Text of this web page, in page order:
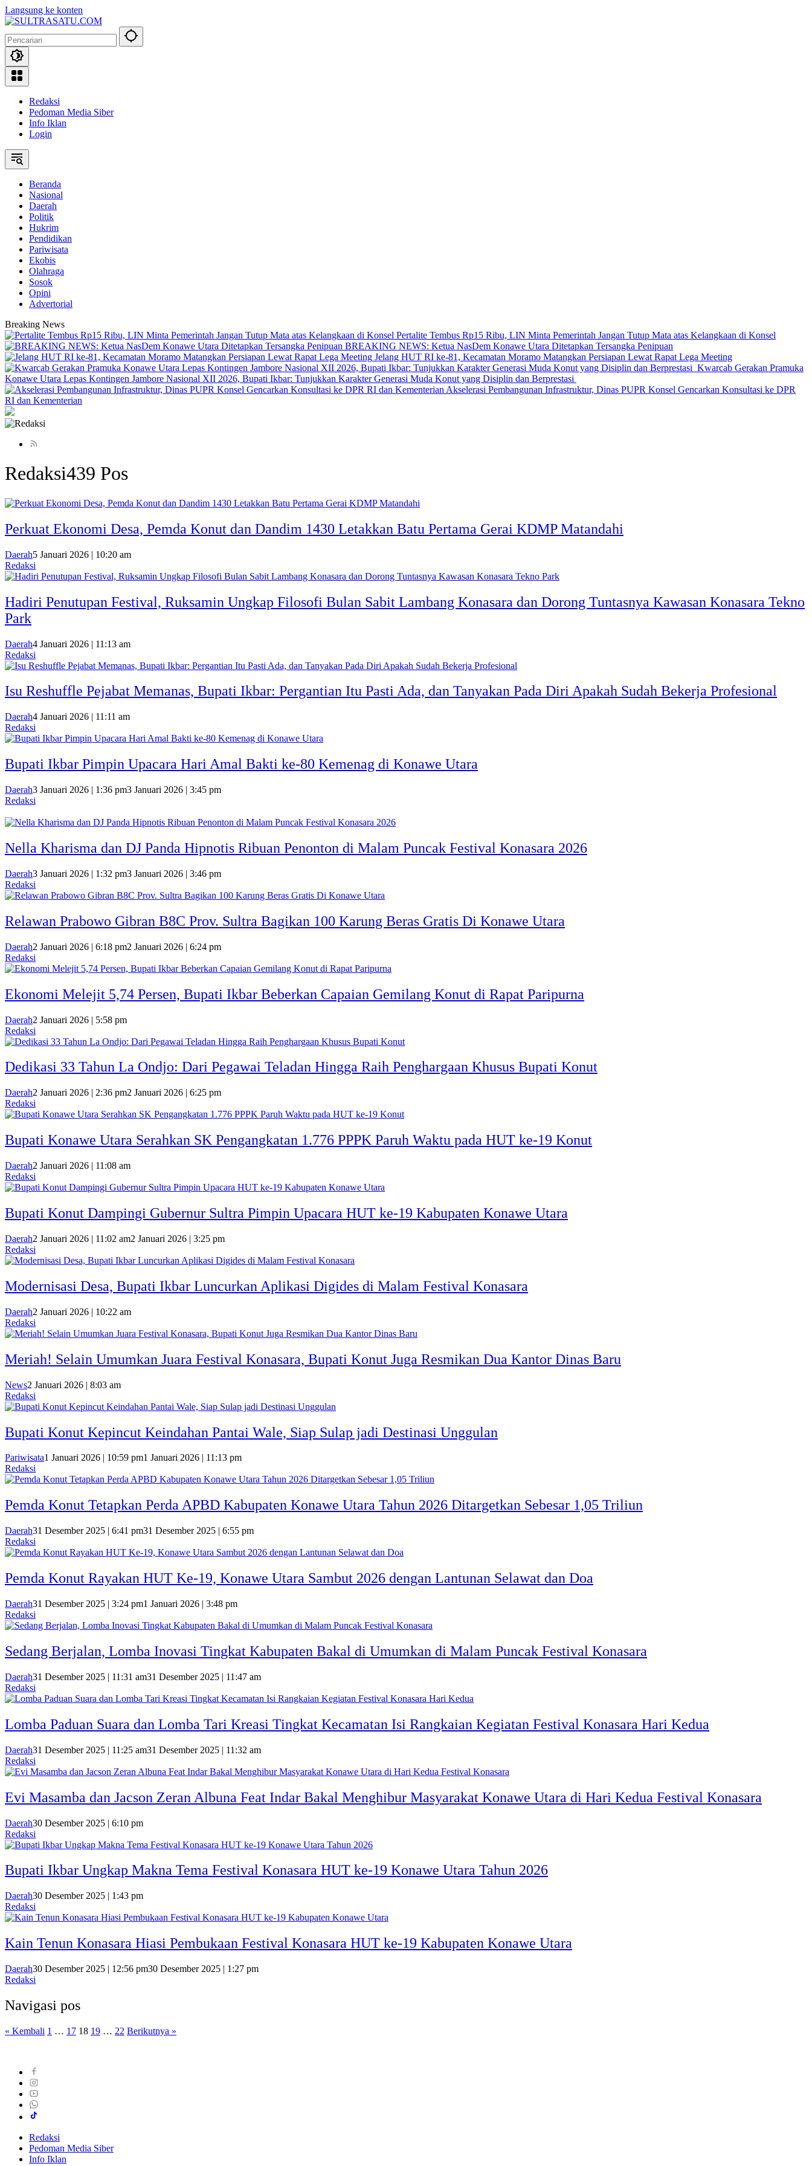
Langsung ke konten
Redaksi
Pedoman Media Siber
Info Iklan
Login
Beranda
Nasional
Daerah
Politik
Hukrim
Pendidikan
Pariwisata
Ekobis
Olahraga
Sosok
Opini
Advertorial
Breaking News
‎Pertalite Tembus Rp15 Ribu, LIN Minta Pemerintah Jangan Tutup Mata atas Kelangkaan di Konsel
BREAKING NEWS: Ketua NasDem Konawe Utara Ditetapkan Tersangka Penipuan
‎Jelang HUT RI ke-81, Kecamatan Moramo Matangkan Persiapan Lewat Rapat Lega Meeting
‎Kwarcab Gerakan Pramuka
Konawe Utara Lepas Kontingen Jambore Nasional XII 2026, Bupati Ikbar: Tunjukkan Karakter Generasi Muda Konut yang Disiplin dan Berprestasi ‎
Akselerasi Pembangunan Infrastruktur, Dinas PUPR Konsel Gencarkan Konsultasi ke DPR
RI dan Kementerian
Redaksi439 Pos
Perkuat Ekonomi Desa, Pemda Konut dan Dandim 1430 Letakkan Batu Pertama Gerai KDMP Matandahi
Daerah5 Januari 2026 | 10:20 am
Redaksi
Hadiri Penutupan Festival, Ruksamin Ungkap Filosofi Bulan Sabit Lambang Konasara dan Dorong Tuntasnya Kawasan Konasara Tekno
Park
Daerah4 Januari 2026 | 11:13 am
Redaksi
Isu Reshuffle Pejabat Memanas, Bupati Ikbar: Pergantian Itu Pasti Ada, dan Tanyakan Pada Diri Apakah Sudah Bekerja Profesional
Daerah4 Januari 2026 | 11:11 am
Redaksi
Bupati Ikbar Pimpin Upacara Hari Amal Bakti ke-80 Kemenag di Konawe Utara
Daerah3 Januari 2026 | 1:36 pm3 Januari 2026 | 3:45 pm
Redaksi
Nella Kharisma dan DJ Panda Hipnotis Ribuan Penonton di Malam Puncak Festival Konasara 2026
Daerah3 Januari 2026 | 1:32 pm3 Januari 2026 | 3:46 pm
Redaksi
Relawan Prabowo Gibran B8C Prov. Sultra Bagikan 100 Karung Beras Gratis Di Konawe Utara
Daerah2 Januari 2026 | 6:18 pm2 Januari 2026 | 6:24 pm
Redaksi
Ekonomi Melejit 5,74 Persen, Bupati Ikbar Beberkan Capaian Gemilang Konut di Rapat Paripurna
Daerah2 Januari 2026 | 5:58 pm
Redaksi
Dedikasi 33 Tahun La Ondjo: Dari Pegawai Teladan Hingga Raih Penghargaan Khusus Bupati Konut
Daerah2 Januari 2026 | 2:36 pm2 Januari 2026 | 6:25 pm
Redaksi
Bupati Konawe Utara Serahkan SK Pengangkatan 1.776 PPPK Paruh Waktu pada HUT ke-19 Konut
Daerah2 Januari 2026 | 11:08 am
Redaksi
Bupati Konut Dampingi Gubernur Sultra Pimpin Upacara HUT ke-19 Kabupaten Konawe Utara
Daerah2 Januari 2026 | 11:02 am2 Januari 2026 | 3:25 pm
Redaksi
Modernisasi Desa, Bupati Ikbar Luncurkan Aplikasi Digides di Malam Festival Konasara
Daerah2 Januari 2026 | 10:22 am
Redaksi
Meriah! Selain Umumkan Juara Festival Konasara, Bupati Konut Juga Resmikan Dua Kantor Dinas Baru
News2 Januari 2026 | 8:03 am
Redaksi
Bupati Konut Kepincut Keindahan Pantai Wale, Siap Sulap jadi Destinasi Unggulan
Pariwisata1 Januari 2026 | 10:59 pm1 Januari 2026 | 11:13 pm
Redaksi
Pemda Konut Tetapkan Perda APBD Kabupaten Konawe Utara Tahun 2026 Ditargetkan Sebesar 1,05 Triliun
Daerah31 Desember 2025 | 6:41 pm31 Desember 2025 | 6:55 pm
Redaksi
Pemda Konut Rayakan HUT Ke-19, Konawe Utara Sambut 2026 dengan Lantunan Selawat dan Doa
Daerah31 Desember 2025 | 3:24 pm1 Januari 2026 | 3:48 pm
Redaksi
Sedang Berjalan, Lomba Inovasi Tingkat Kabupaten Bakal di Umumkan di Malam Puncak Festival Konasara
Daerah31 Desember 2025 | 11:31 am31 Desember 2025 | 11:47 am
Redaksi
Lomba Paduan Suara dan Lomba Tari Kreasi Tingkat Kecamatan Isi Rangkaian Kegiatan Festival Konasara Hari Kedua
Daerah31 Desember 2025 | 11:25 am31 Desember 2025 | 11:32 am
Redaksi
Evi Masamba dan Jacson Zeran Albuna Feat Indar Bakal Menghibur Masyarakat Konawe Utara di Hari Kedua Festival Konasara
Daerah30 Desember 2025 | 6:10 pm
Redaksi
Bupati Ikbar Ungkap Makna Tema Festival Konasara HUT ke-19 Konawe Utara Tahun 2026
Daerah30 Desember 2025 | 1:43 pm
Redaksi
Kain Tenun Konasara Hiasi Pembukaan Festival Konasara HUT ke-19 Kabupaten Konawe Utara
Daerah30 Desember 2025 | 12:56 pm30 Desember 2025 | 1:27 pm
Redaksi
Navigasi pos
« Kembali 1 … 17 18 19 … 22 Berikutnya »
Redaksi
Pedoman Media Siber
Info Iklan